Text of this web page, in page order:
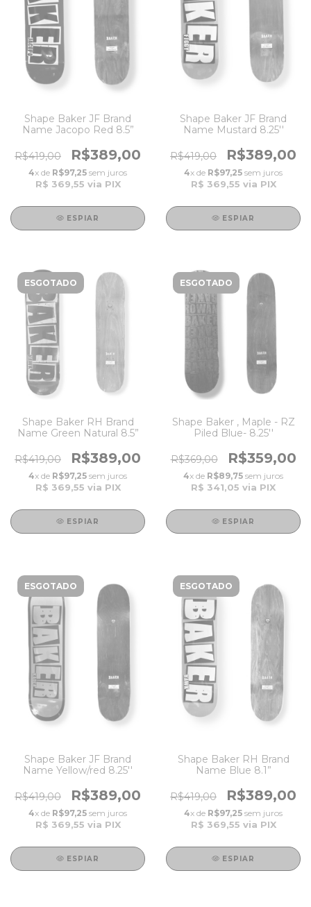
Shape Baker JF Brand
Name Jacopo Red 8.5”
R$419,00 R$389,00
4x de R$97,25 sem juros
R$ 369,55 via PIX
ESPIAR
Shape Baker JF Brand
Name Mustard 8.25''
R$419,00 R$389,00
4x de R$97,25 sem juros
R$ 369,55 via PIX
ESPIAR
ESGOTADO
Shape Baker RH Brand
Name Green Natural 8.5”
R$419,00 R$389,00
4x de R$97,25 sem juros
R$ 369,55 via PIX
ESPIAR
ESGOTADO
Shape Baker , Maple - RZ
Piled Blue- 8.25''
R$369,00 R$359,00
4x de R$89,75 sem juros
R$ 341,05 via PIX
ESPIAR
ESGOTADO
Shape Baker JF Brand
Name Yellow/red 8.25''
R$419,00 R$389,00
4x de R$97,25 sem juros
R$ 369,55 via PIX
ESPIAR
ESGOTADO
Shape Baker RH Brand
Name Blue 8.1”
R$419,00 R$389,00
4x de R$97,25 sem juros
R$ 369,55 via PIX
ESPIAR